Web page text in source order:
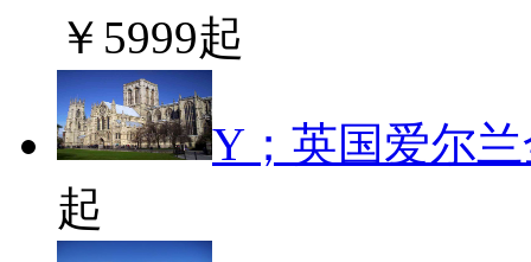
￥5999起
Y；英国爱尔
起